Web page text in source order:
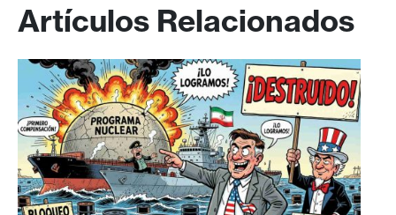
Artículos Relacionados